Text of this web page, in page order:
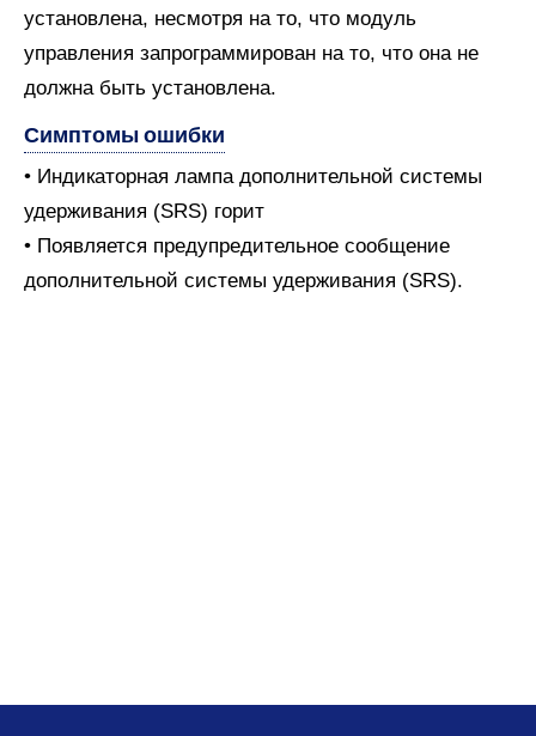
установлена, несмотря на то, что модуль
управления запрограммирован на то, что она не
должна быть установлена.
Симптомы ошибки
• Индикаторная лампа дополнительной системы
удерживания (SRS) горит
• Появляется предупредительное сообщение
дополнительной системы удерживания (SRS).